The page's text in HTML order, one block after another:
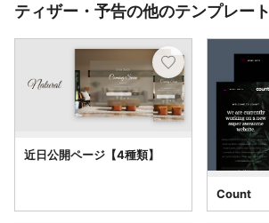
ティザー・予告の他のテンプレート
近日公開ページ【4種類】
Count